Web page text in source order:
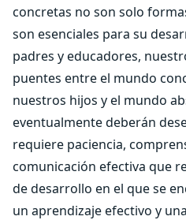
concretas no son solo
son esenciales para su
padres y educadores,
puentes entre el mundo
nuestros hijos y el mundo
eventualmente deberán
requiere paciencia,
comunicación efectiva que
de desarrollo en el que se
un aprendizaje efectivo y